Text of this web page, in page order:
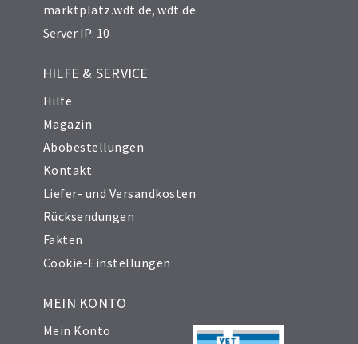
marktplatz.wdt.de,wdt.de
Server IP: 10
HILFE & SERVICE
Hilfe
Magazin
Abobestellungen
Kontakt
Liefer- und Versandkosten
Rücksendungen
Fakten
Cookie-Einstellungen
MEIN KONTO
Mein Konto